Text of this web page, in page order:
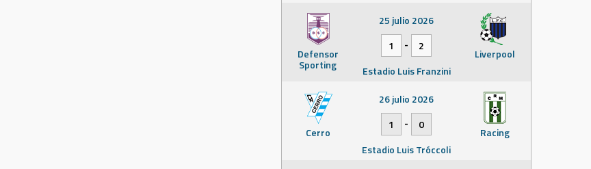
Defensor
Sporting
Liverpool
25 julio 2026
1
-
2
Estadio Luis Franzini
Cerro Racing
26 julio 2026
1
-
0
Estadio Luis Tróccoli